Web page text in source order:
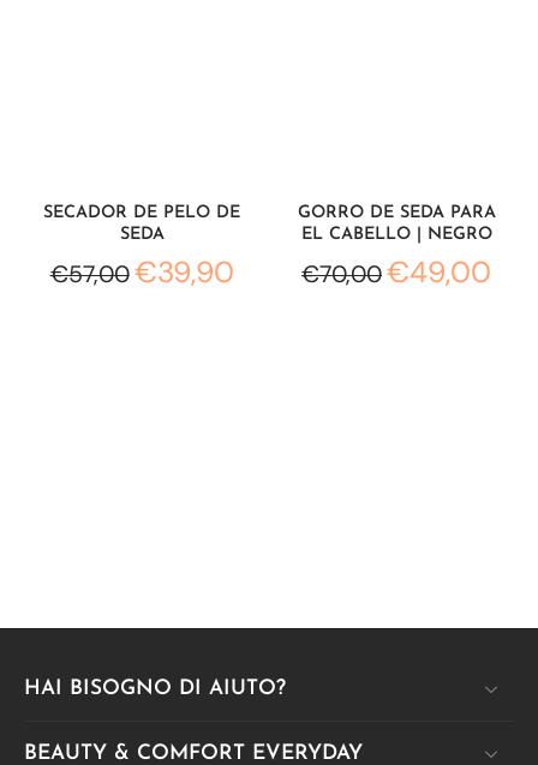
SECADOR DE PELO DE
SEDA
€57,00€39,90
GORRO DE SEDA PARA
EL CABELLO | NEGRO
€70,00€49,00
HAI BISOGNO DI AIUTO?
BEAUTY & COMFORT EVERYDAY